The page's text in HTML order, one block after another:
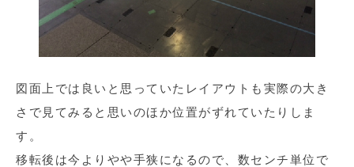
図面上では良いと思っていたレイアウトも実際の大き
さで見てみると思いのほか位置がずれていたりしま
す。
移転後は今よりやや手狭になるので、数センチ単位で